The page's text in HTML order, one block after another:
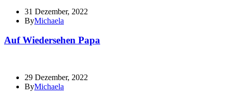
31 Dezember, 2022
ByMichaela
Auf Wiedersehen Papa
29 Dezember, 2022
ByMichaela